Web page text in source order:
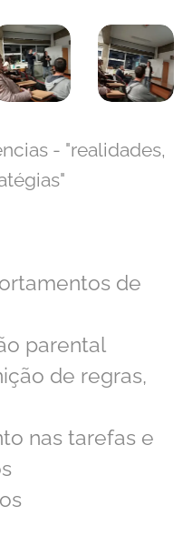
- "realidades,
de
parental
de regras,
nas tarefas e